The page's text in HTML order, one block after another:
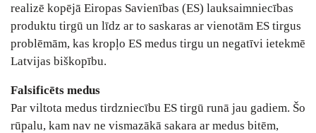
realizē kopējā Eiropas Savienības (ES) lauksaimniecības
produktu tirgū un līdz ar to saskaras ar vienotām ES tirgus
problēmām, kas kropļo ES medus tirgu un negatīvi ietekmē
Latvijas biškopību.
Falsificēts medus
Par viltota medus tirdzniecību ES tirgū runā jau gadiem. Šo
rūpalu, kam nav ne vismazākā sakara ar medus bitēm,